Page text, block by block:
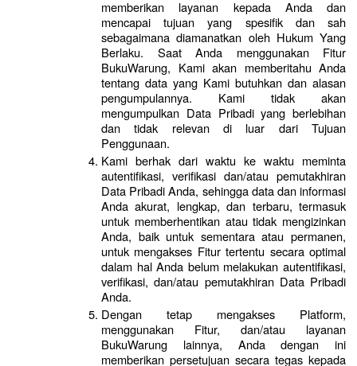
memberikan layanan kepada Anda dan
mencapai tujuan yang spesifik dan sah
sebagaimana diamanatkan oleh Hukum Yang
Berlaku. Saat Anda menggunakan Fitur
BukuWarung, Kami akan memberitahu Anda
tentang data yang Kami butuhkan dan alasan
pengumpulannya. Kami tidak akan
mengumpulkan Data Pribadi yang berlebihan
dan tidak relevan di luar dari Tujuan
Penggunaan.
Kami berhak dari waktu ke waktu meminta
autentifikasi, verifikasi dan/atau pemutakhiran
Data Pribadi Anda, sehingga data dan informasi
Anda akurat, lengkap, dan terbaru, termasuk
untuk memberhentikan atau tidak mengizinkan
Anda, baik untuk sementara atau permanen,
untuk mengakses Fitur tertentu secara optimal
dalam hal Anda belum melakukan autentifikasi,
verifikasi, dan/atau pemutakhiran Data Pribadi
Anda.
Dengan tetap mengakses Platform,
menggunakan Fitur, dan/atau layanan
BukuWarung lainnya, Anda dengan ini
memberikan persetujuan secara tegas kepada